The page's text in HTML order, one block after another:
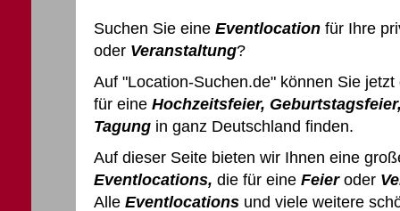
Suchen Sie eine Eventlocation für Ihre
oder Veranstaltung?
Auf "Location-Suchen.de" können Sie
für eine Hochzeitsfeier,
Tagung in ganz Deutschland finden.
Auf dieser Seite bieten wir Ihnen eine
Eventlocations, die für eine Feieroder
Alle Eventlocations und viele weitere